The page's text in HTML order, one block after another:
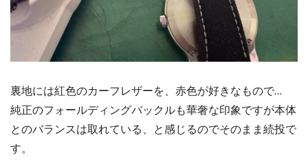
裏地には紅色のカーフレザーを、赤色が好きなもので…
純正のフォールディングバックルも華奢な印象ですが本体
とのバランスは取れている、と感じるのでそのまま続投で
す。